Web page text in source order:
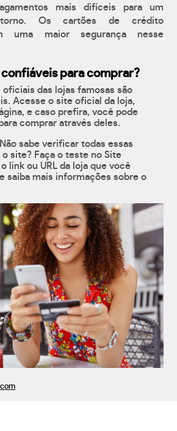
mais difíceis para um
Os cartões de crédito
uma maior segurança nesse
para comprar?
das lojas famosas são
Acesse o site oficial da loja,
e caso prefira, você pode
comprar através deles.
sabe verificar todas essas
site? Faça o teste no Site
link ou URL da loja que você
saiba mais informações sobre o